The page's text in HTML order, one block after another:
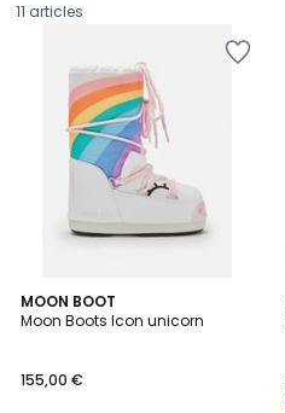
11 articles
MOON BOOT
Moon Boots Icon unicorn
€.
155,00 €